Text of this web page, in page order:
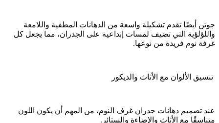
جوتن أيضًا تقدم تشكيلة واسعة من الدهانات المطفية واللامعة
واللؤلؤية التي تضيف لمسات إبداعية على الجدران، مما يجعل كل
غرفة نوم فريدة من نوعها.
تنسيق الألوان مع الأثاث والديكور
عند تصميم دهانات جدران غرف النوم، من المهم أن يكون اللون
متناسقًا مع الأثاث والإضاءة والستائر.